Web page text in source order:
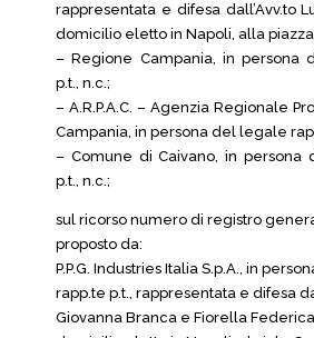
rappresentata e difesa dall’Avv.to
domicilio eletto in Napoli, alla piazza
– Regione Campania, in persona
p.t., n.c.;
– A.R.P.A.C. – Agenzia Regionale
Campania, in persona del legale
– Comune di Caivano, in persona
p.t., n.c.;
sul ricorso numero di registro
proposto da:
P.P.G. Industries Italia S.p.A., in
rapp.te p.t., rappresentata e difesa
Giovanna Branca e Fiorella